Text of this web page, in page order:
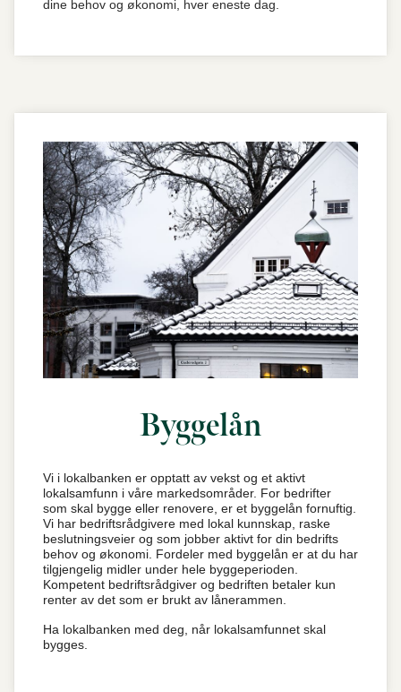
dine behov og økonomi, hver eneste dag.
Byggelån
Vi i lokalbanken er opptatt av vekst og et aktivt
lokalsamfunn i våre markedsområder. For bedrifter
som skal bygge eller renovere, er et byggelån fornuftig.
Vi har bedriftsrådgivere med lokal kunnskap, raske
beslutningsveier og som jobber aktivt for din bedrifts
behov og økonomi. Fordeler med byggelån er at du har
tilgjengelig midler under hele byggeperioden.
Kompetent bedriftsrådgiver og bedriften betaler kun
renter av det som er brukt av lånerammen.
Ha lokalbanken med deg, når lokalsamfunnet skal
bygges.